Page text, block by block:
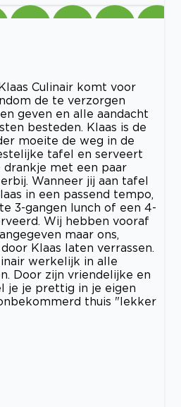
Culinair komt voor
de te verzorgen
geven en alle aandacht
besteden. Klaas is de
moeite de weg in de
tafel en serveert
drankje met een paar
Wanneer jij aan tafel
in een passend tempo,
3-gangen lunch of een 4-
Wij hebben vooraf
maar ons,
Klaas laten verrassen.
werkelijk in alle
Door zijn vriendelijke en
je je prettig in je eigen
thuis "lekker